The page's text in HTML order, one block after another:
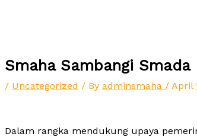
Smaha Sambangi Smada
/ Uncategorized / By adminsmaha / April
Dalam rangka mendukung upaya